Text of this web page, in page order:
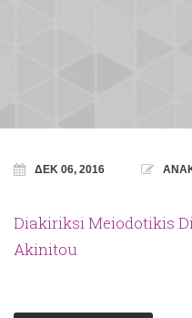
ΔΕΚ 06, 2016
Diakiriksi Meiodotikis
Akinitou